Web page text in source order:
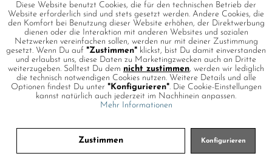
Diese Website benutzt Cookies, die für den technischen Betrieb der
Website erforderlich sind und stets gesetzt werden. Andere Cookies, die
den Komfort bei Benutzung dieser Website erhöhen, der Direktwerbung
dienen oder die Interaktion mit anderen Websites und sozialen
Netzwerken vereinfachen sollen, werden nur mit deiner Zustimmung
gesetzt. Wenn Du auf "Zustimmen" klickst, bist Du damit einverstanden
und erlaubst uns, diese Daten zu Marketingzwecken auch an Dritte
weiterzugeben. Solltest Du dem nicht zustimmen, werden wir lediglich
die technisch notwendigen Cookies nutzen. Weitere Details und alle
Optionen findest Du unter "Konfigurieren". Die Cookie-Einstellungen
kannst natürlich auch jederzeit im Nachhinein anpassen.
Mehr Informationen
Zustimmen Konfigurieren